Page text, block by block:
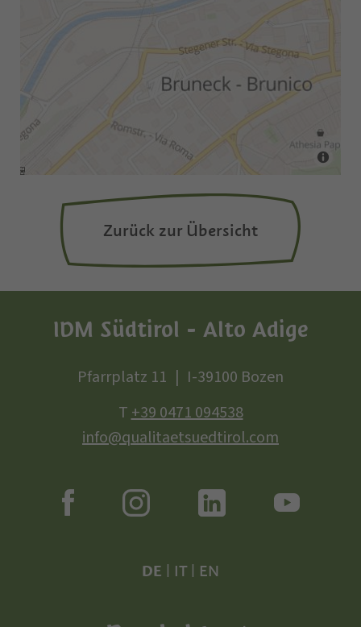
Zurück zur Übersicht
IDM Südtirol - Alto Adige
Pfarrplatz 11
I-39100 Bozen
T+39 0471 094538
info@qualitaetsuedtirol.com
DE IT| EN